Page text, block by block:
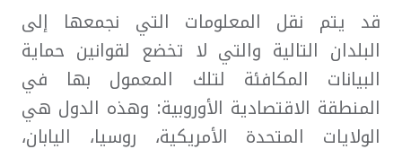
قد يتم نقل المعلومات التي نجمعها إلى
البلدان التالية والتي لا تخضع لقوانين حماية
البيانات المكافئة لتلك المعمول بها في
المنطقة الاقتصادية الأوروبية: وهذه الدول هي
الولايات المتحدة الأمريكية، روسيا، اليابان،